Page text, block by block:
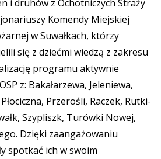
i druhów z Ochotniczych Straży
Komendy Miejskiej
w Suwałkach, którzy
się z dziećmi wiedzą z zakresu
programu aktywnie
z: Bakałarzewa, Jeleniewa,
Przerośli, Raczek, Rutki-
Szypliszk, Turówki Nowej,
Dzięki zaangażowaniu
spotkać ich w swoim